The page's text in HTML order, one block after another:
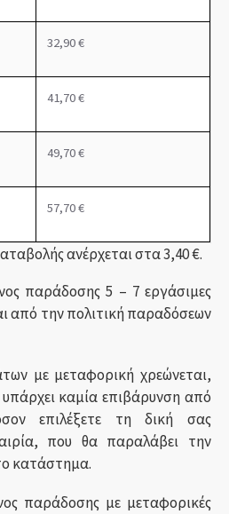
32,90€
41,70 €
49,70 €
57,70 €
ανέρχεται στα 3,40 €.
παράδοσης 5 – 7 εργάσιμες
από την πολιτική παραδόσεων
με μεταφορική χρεώνεται,
καμία επιβάρυνση από
επιλέξετε τη δική σας
που θα παραλάβει την
κατάστημα.
παράδοσης με μεταφορικές